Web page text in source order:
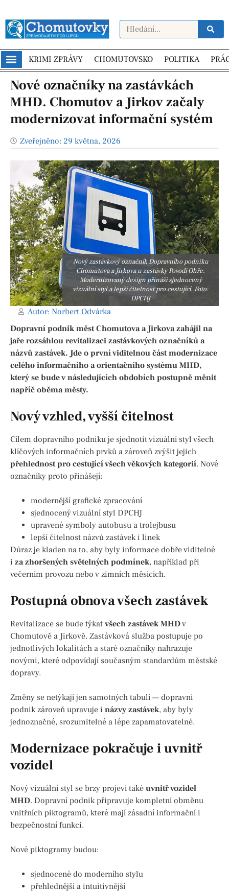
KRIMI ZPRÁVY CHOMUTOVSKO POLITIKA
Nové označníky na zastávkách
MHD. Chomutov a Jirkov začaly
modernizovat informační systém
Zveřejněno: 29 května, 2026
Nový zastávkový označník Dopravního podniku
Chomutova a Jirkova u zastávky Povodí Ohře.
Modernizovaný design přináší sjednocený
vizuální styl a lepší čitelnost pro cestující. Foto:
DPCHJ
Autor: Norbert Odvárka
Dopravní podnik měst Chomutova a Jirkova zahájil na
jaře rozsáhlou revitalizaci zastávkových označníků a
názvů zastávek. Jde o první viditelnou část modernizace
celého informačního a orientačního systému MHD,
který se bude v následujících obdobích postupně měnit
napříč oběma městy.
Nový vzhled, vyšší čitelnost
Cílem dopravního podniku je sjednotit vizuální styl všech
klíčových informačních prvků a zároveň zvýšit jejich
přehlednost pro cestující všech věkových kategorií. Nové
označníky proto přinášejí:
modernější grafické zpracování
sjednocený vizuální styl DPCHJ
upravené symboly autobusu a trolejbusu
lepší čitelnost názvů zastávek i linek
Důraz je kladen na to, aby byly informace dobře viditelné
i za zhoršených světelných podmínek, například při
večerním provozu nebo v zimních měsících.
Postupná obnova všech zastávek
Revitalizace se bude týkat všech zastávek MHDv
Chomutově a Jirkově. Zastávková služba postupuje po
jednotlivých lokalitách a staré označníky nahrazuje
novými, které odpovídají současným standardům městské
dopravy.
Změny se netýkají jen samotných tabulí — dopravní
podnik zároveň upravuje i názvy zastávek, aby byly
jednoznačné, srozumitelné a lépe zapamatovatelné.
Modernizace pokračuje i uvnitř
vozidel
Nový vizuální styl se brzy projeví také uvnitř vozidel
MHD. Dopravní podnik připravuje kompletní obměnu
vnitřních piktogramů, které mají zásadní informační i
bezpečnostní funkci.
Nové piktogramy budou:
sjednocené do moderního stylu
přehlednější a intuitivnější